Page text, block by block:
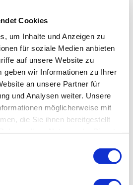
Cookies
um Inhalte und Anzeigen zu
für soziale Medien anbieten
auf unsere Website zu
geben wir Informationen zu Ihrer
an unsere Partner für
und Analysen weiter. Unsere
möglicherweise mit
die Sie ihnen bereitgestellt